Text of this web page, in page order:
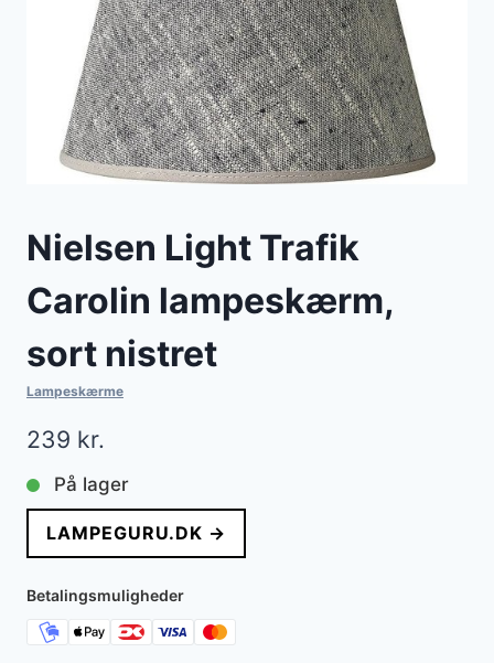
Nielsen Light Trafik
Carolin lampeskærm,
sort nistret
Lampeskærme
239 kr.
På lager
LAMPEGURU.DK →
Betalingsmuligheder